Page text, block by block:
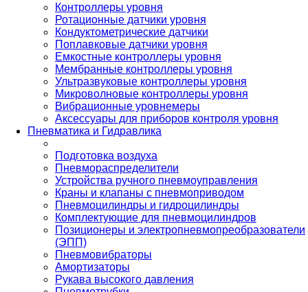
Контроллеры уровня
Ротационные датчики уровня
Кондуктометрические датчики
Поплавковые датчики уровня
Емкостные контроллеры уровня
Мембранные контроллеры уровня
Ультразвуковые контроллеры уровня
Микроволновые контроллеры уровня
Вибрационные уровнемеры
Аксессуары для приборов контроля уровня
Пневматика и Гидравлика
Подготовка воздуха
Пневмораспределители
Устройства ручного пневмоуправления
Краны и клапаны с пневмоприводом
Пневмоцилиндры и гидроцилиндры
Комплектующие для пневмоцилиндров
Позиционеры и электропневмопреобразователи
(ЭПП)
Пневмовибраторы
Амортизаторы
Рукава высокого давления